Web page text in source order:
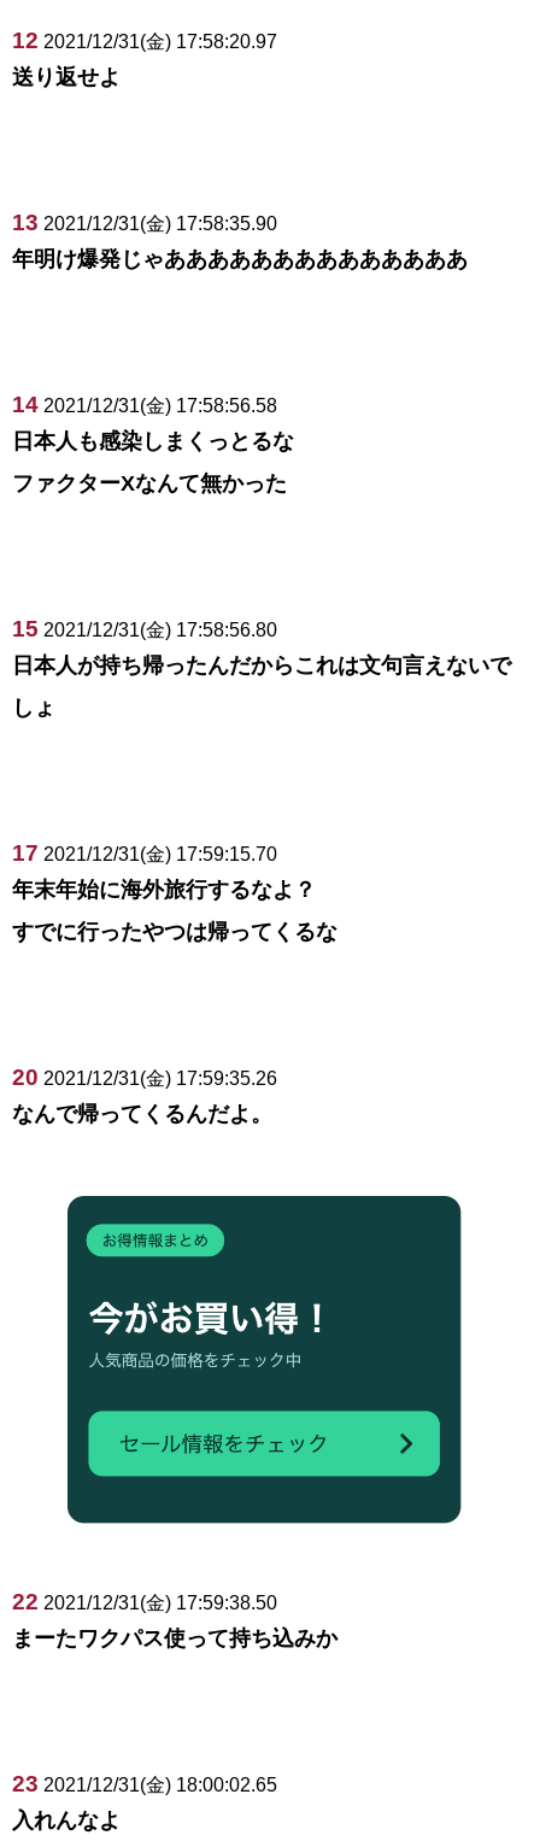
12 2021/12/31(金) 17:58:20.97
送り返せよ
13 2021/12/31(金) 17:58:35.90
年明け爆発じゃああああああああああああああ
14 2021/12/31(金) 17:58:56.58
日本人も感染しまくっとるな
ファクターXなんて無かった
15 2021/12/31(金) 17:58:56.80
日本人が持ち帰ったんだからこれは文句言えないで
しょ
17 2021/12/31(金) 17:59:15.70
年末年始に海外旅行するなよ？
すでに行ったやつは帰ってくるな
20 2021/12/31(金) 17:59:35.26
なんで帰ってくるんだよ。
22 2021/12/31(金) 17:59:38.50
まーたワクパス使って持ち込みか
23 2021/12/31(金) 18:00:02.65
入れんなよ